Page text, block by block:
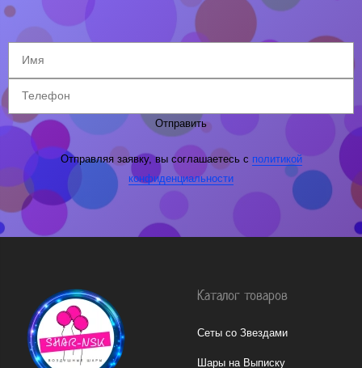
Отправить
Отправляя заявку, вы соглашаетесь с политикой
конфиденциальности
Каталог товаров
Сеты со Звездами
Шары на Выписку